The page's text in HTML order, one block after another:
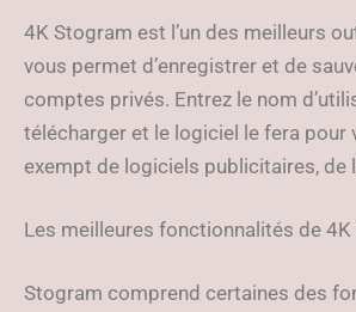
4K Stogram est l’un des meilleurs
vous permet d’enregistrer et de
comptes privés. Entrez le nom
télécharger et le logiciel le fera
exempt de logiciels publicitaires, de
Les meilleures fonctionnalités de
Stogram comprend certaines des